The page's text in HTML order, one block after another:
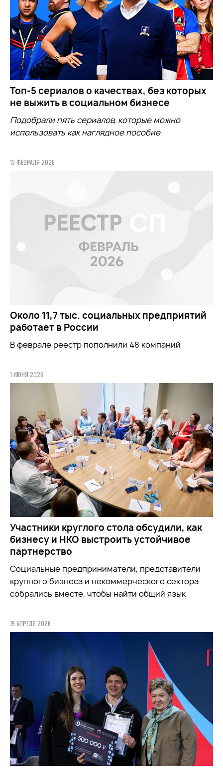
Топ-5 сериалов о качествах, без которых
не выжить в социальном бизнесе
Подобрали пять сериалов, которые можно
использовать как наглядное пособие
13 ФЕВРАЛЯ 2026
Около 11,7 тыс. социальных предприятий
работает в России
В феврале реестр пополнили 48 компаний
1 ИЮНЯ 2026
Участники круглого стола обсудили, как
бизнесу и НКО выстроить устойчивое
партнерство
Социальные предприниматели, представители
крупного бизнеса и некоммерческого сектора
собрались вместе, чтобы найти общий язык
15 АПРЕЛЯ 2026